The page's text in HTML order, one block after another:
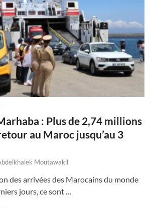
: Plus de 2,74 millions
au Maroc jusqu’au 3
Moutawakil
des arrivées des Marocains du monde
jours, ce sont …